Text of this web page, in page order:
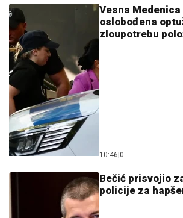
Vesna
oslobođena
zloupotrebu
10:46|0
Bečić prisvojio
policije za